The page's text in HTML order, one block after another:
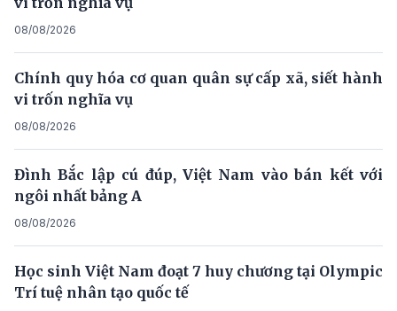
08/08/2026
Chính quy hóa cơ quan quân sự cấp xã, siết hành
vi trốn nghĩa vụ
08/08/2026
Đình Bắc lập cú đúp, Việt Nam vào bán kết với
ngôi nhất bảng A
08/08/2026
Học sinh Việt Nam đoạt 7 huy chương tại Olympic
Trí tuệ nhân tạo quốc tế